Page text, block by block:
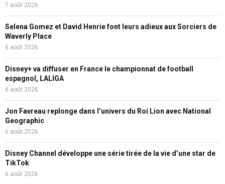
7 août 2026
Selena Gomez et David Henrie font leurs adieux aux Sorciers de
Waverly Place
6 août 2026
Disney+ va diffuser en France le championnat de football
espagnol, LALIGA
6 août 2026
Jon Favreau replonge dans l’univers du Roi Lion avec National
Geographic
6 août 2026
Disney Channel développe une série tirée de la vie d’une star de
TikTok
6 août 2026